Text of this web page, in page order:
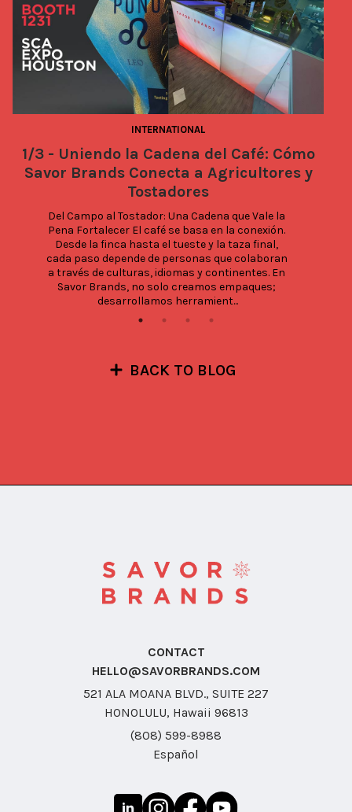
INTERNATIONAL
1/3 - Uniendo la Cadena del Café: Cómo
Savor Brands Conecta a Agricultores y
Tostadores
Del Campo al Tostador: Una Cadena que Vale la
Pena Fortalecer El café se basa en la conexión.
Desde la finca hasta el tueste y la taza final,
cada paso depende de personas que colaboran
a través de culturas, idiomas y continentes. En
Savor Brands, no solo creamos empaques;
desarrollamos herramient...
BACK TO BLOG
CONTACT
HELLO@SAVORBRANDS.COM
521 ALA MOANA BLVD., SUITE 227
HONOLULU, Hawaii 96813
(808) 599-8988
Español